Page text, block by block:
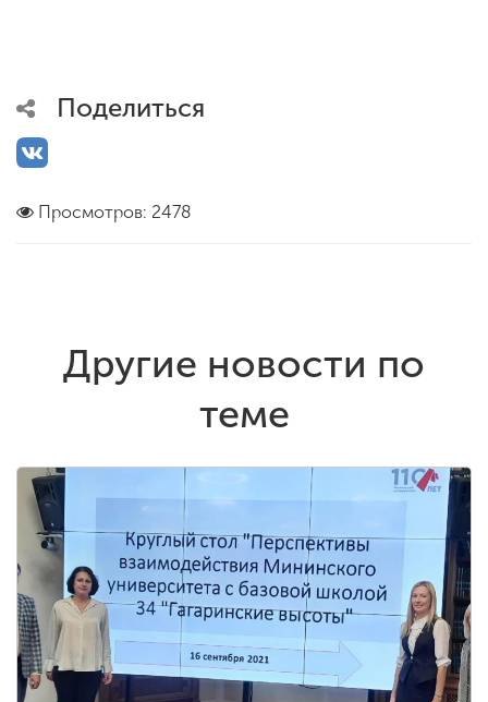
Поделиться
Просмотров: 2478
Другие новости по
теме